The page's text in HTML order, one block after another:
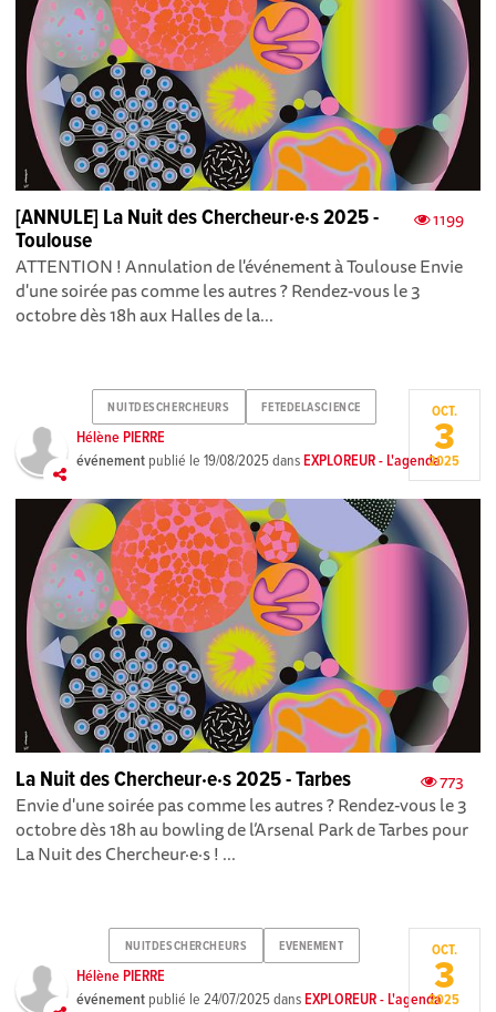
1199
[ANNULE] La Nuit des Chercheur·e·s 2025 -
Toulouse
ATTENTION ! Annulation de l'événement à Toulouse Envie
d'une soirée pas comme les autres ? Rendez-vous le 3
octobre dès 18h aux Halles de la...
NUITDESCHERCHEURS FETEDELASCIENCE
Hélène PIERRE
événement publié le19/08/2025dansEXPLOREUR - L'agenda
OCT.
3
2025
773
La Nuit des Chercheur·e·s 2025 - Tarbes
Envie d'une soirée pas comme les autres ? Rendez-vous le 3
octobre dès 18h au bowling de l’Arsenal Park de Tarbes pour
La Nuit des Chercheur·e·s ! ...
NUITDESCHERCHEURS EVENEMENT
Hélène PIERRE
événement publié le24/07/2025dansEXPLOREUR - L'agenda
OCT.
3
2025